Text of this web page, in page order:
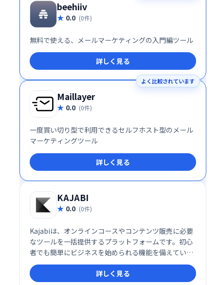
beehiiv
0.0 (0件)
無料で使える、メールマーケティングの入門編ツール
詳しく見る
よく比較されています
Maillayer
0.0 (0件)
一度買い切り型で利用できるセルフホスト型のメール
マーケティングツール
詳しく見る
KAJABI
0.0 (0件)
Kajabiは、オンラインコースやコンテンツ販売に必要
なツールを一括提供するプラットフォームです。初心
者でも簡単にビジネスを始められる機能を備えていま
す。
詳しく見る